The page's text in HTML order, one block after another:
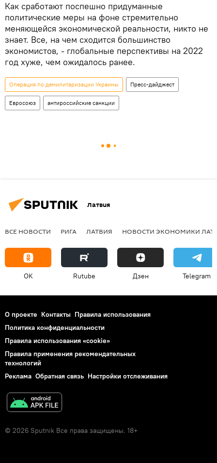
Как сработают поспешно придуманные
политические меры на фоне стремительно
меняющейся экономической реальности, никто не
знает. Все, на чем сходится большинство
экономистов, - глобальные перспективы на 2022
год хуже, чем ожидалось ранее.
Операция по демилитаризации Украины Пресс-дайджест
Евросоюз антироссийские санкции
Латвия
ВСЕ НОВОСТИ РИГА ЛАТВИЯ НОВОСТИ ЭКОНОМИКИ
OK Rutube Дзен Telegram
О проекте Контакты Правила использования
Политика конфиденциальности
Правила использования «cookie»
Правила применения рекомендательных
технологий
Реклама Обратная связь Настройки отслеживания
© 2026 Sputnik Все права защищены. 18+